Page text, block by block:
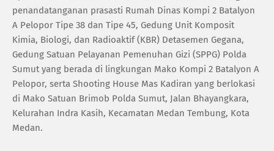
penandatanganan prasasti Rumah Dinas Kompi 2 Batalyon
A Pelopor Tipe 38 dan Tipe 45, Gedung Unit Komposit
Kimia, Biologi, dan Radioaktif (KBR) Detasemen Gegana,
Gedung Satuan Pelayanan Pemenuhan Gizi (SPPG) Polda
Sumut yang berada di lingkungan Mako Kompi 2 Batalyon A
Pelopor, serta Shooting House Mas Kadiran yang berlokasi
di Mako Satuan Brimob Polda Sumut, Jalan Bhayangkara,
Kelurahan Indra Kasih, Kecamatan Medan Tembung, Kota
Medan.